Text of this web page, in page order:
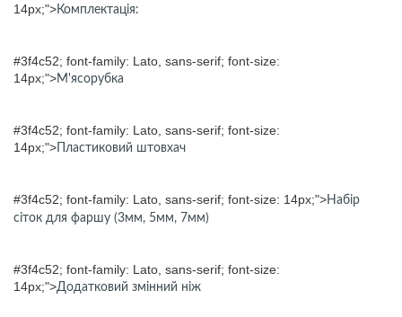
14px;">Комплектація:
#3f4c52; font-family: Lato, sans-serif; font-size:
14px;">М'ясорубка
#3f4c52; font-family: Lato, sans-serif; font-size:
14px;"> Пластиковий штовхач
#3f4c52; font-family: Lato, sans-serif; font-size: 14px;">Набір
сіток для фаршу (3мм, 5мм, 7мм)
#3f4c52; font-family: Lato, sans-serif; font-size:
14px;">Додатковий змінний ніж